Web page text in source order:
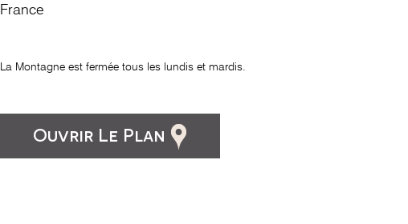
France
La Montagne est fermée tous les lundis et mardis.
Ouvrir Le Plan